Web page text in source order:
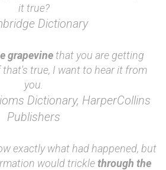
it true?
Dictionary
grapevinethat you are getting
that's true, I want to hear it from
you.
Dictionary, HarperCollins
Publishers
exactly what had happened, but
would tricklethrough the